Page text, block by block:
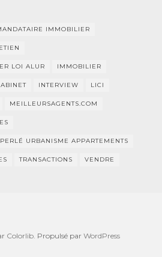
IMMOBILIER
LOI ALUR IMMOBILIER
INTERVIEW LICI
MEILLEURSAGENTS.COM
URBANISME APPARTEMENTS
TRANSACTIONS VENDRE
Colorlib. Propulsé par WordPress